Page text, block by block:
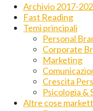
Archivio 2017-
Fast Reading
Temi principali
Personal
Corporate
Marketing
Crescita
Psicologia &
Altre cose